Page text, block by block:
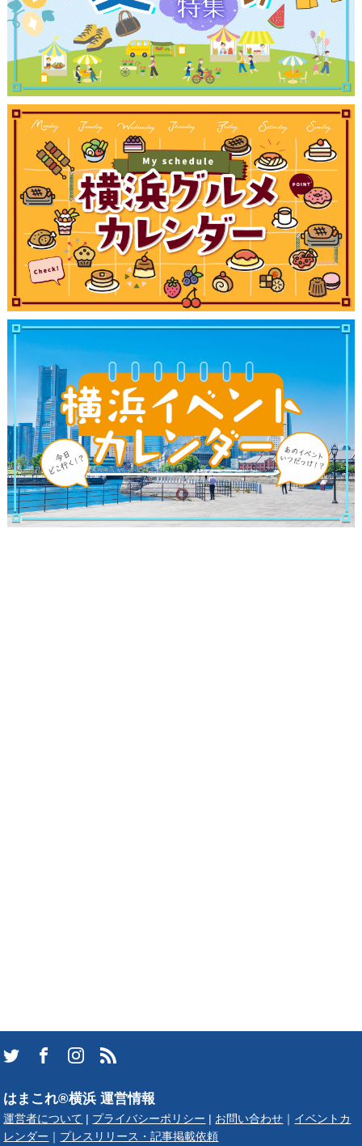
はまこれ®横浜 運営情報
運営者について プライバシーポリシー お問い合わせ
イベントカ
レンダー
プレスリリース・記事掲載依頼